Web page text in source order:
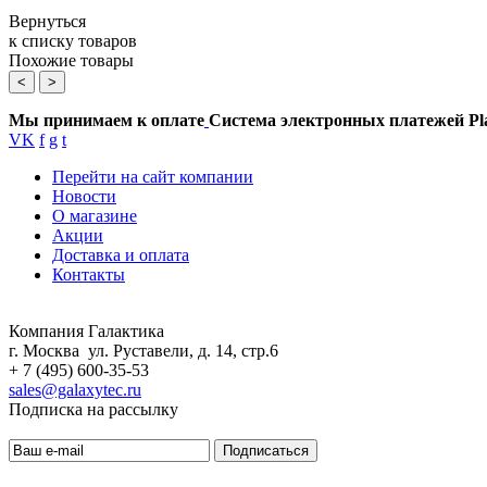
Вернуться
к списку товаров
Похожие товары
< >
Мы принимаем к оплате Система электронных платежей
VK f g t
Перейти на сайт компании
Новости
О магазине
Акции
Доставка и оплата
Контакты
Компания Галактика
г. Москва ул. Руставели, д. 14, стр.6
+ 7 (495) 600-35-53
sales@galaxytec.ru
Подписка на рассылку
Подписаться